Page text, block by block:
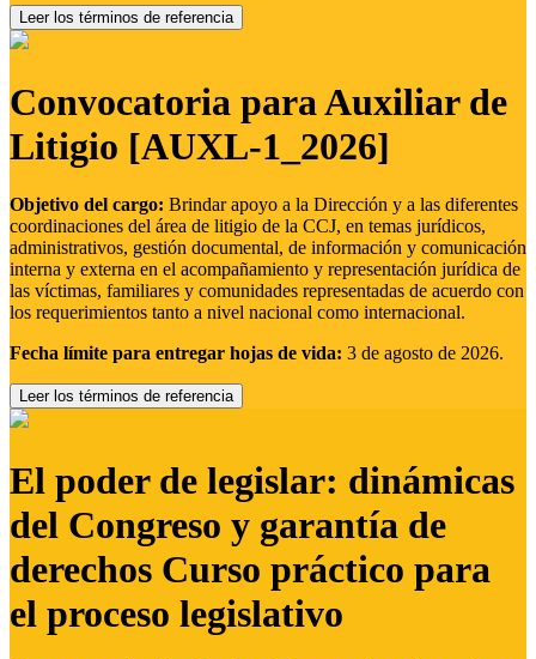
Leer los términos de referencia
Convocatoria para Auxiliar de
Litigio [AUXL-1_2026]
Objetivo del cargo: Brindar apoyo a la Dirección y a las diferentes
coordinaciones del área de litigio de la CCJ, en temas jurídicos,
administrativos, gestión documental, de información y comunicación
interna y externa en el acompañamiento y representación jurídica de
las víctimas, familiares y comunidades representadas de acuerdo con
los requerimientos tanto a nivel nacional como internacional.
Fecha límite para entregar hojas de vida: 3 de agosto de 2026.
Leer los términos de referencia
El poder de legislar: dinámicas
del Congreso y garantía de
derechos Curso práctico para
el proceso legislativo